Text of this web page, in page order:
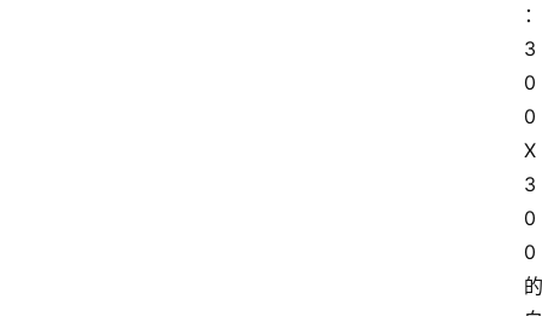
：
3
0
0
X
3
0
0
的